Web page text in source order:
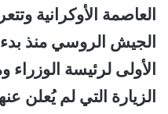
العاصمة الأوكرانية
الجيش الروسي منذ
الأولى لرئيسة
الزيارة التي لم يُعلن